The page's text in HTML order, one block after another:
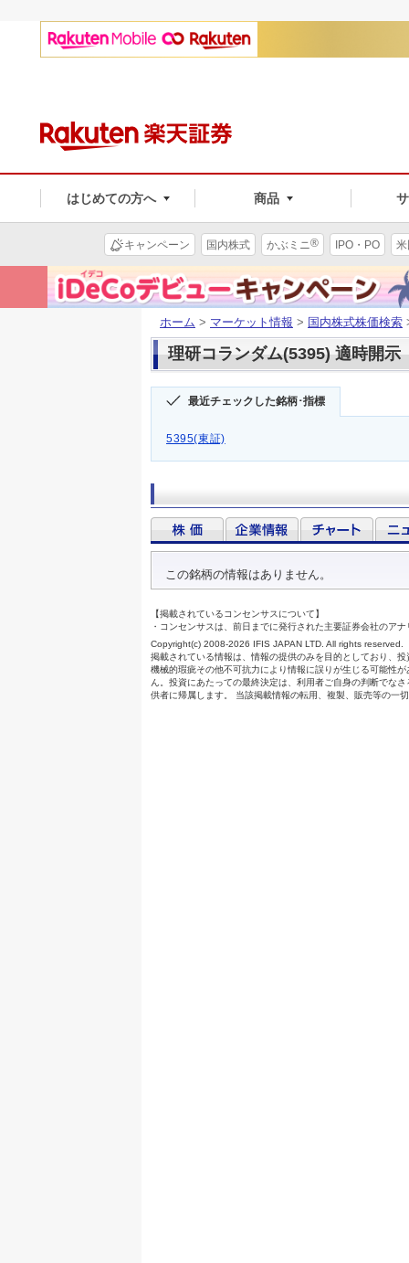
はじめての方へ 商品
キャンペーン 国内株式 かぶミニ® IPO・PO
ホーム > マーケット情報 > 国内株式株価検索
理研コランダム(5395) 適時開示
最近チェックした銘柄･指標
5395(東証)